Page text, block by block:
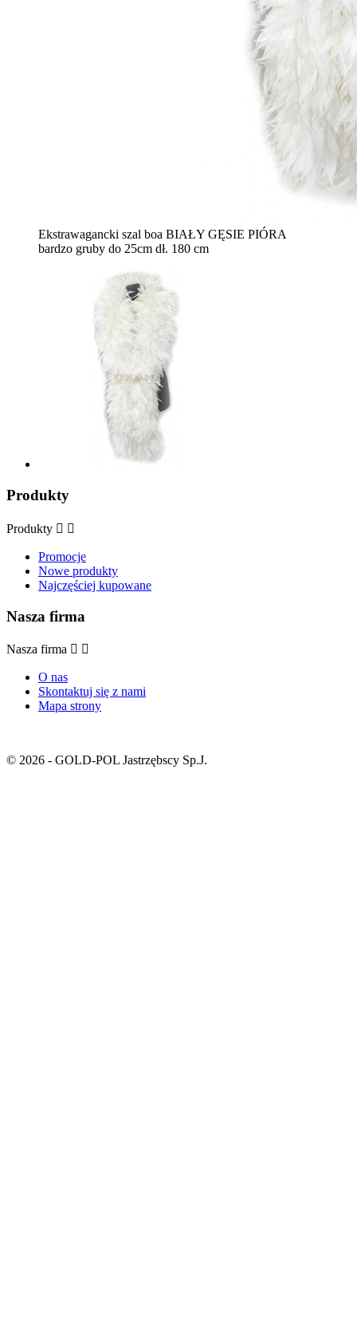
Ekstrawagancki szal boa BIAŁY GĘSIE PIÓRA
bardzo gruby do 25cm dł. 180 cm
Produkty
Produkty  
Promocje
Nowe produkty
Najczęściej kupowane
Nasza firma
Nasza firma  
O nas
Skontaktuj się z nami
Mapa strony
© 2026 - GOLD-POL Jastrzębscy Sp.J.